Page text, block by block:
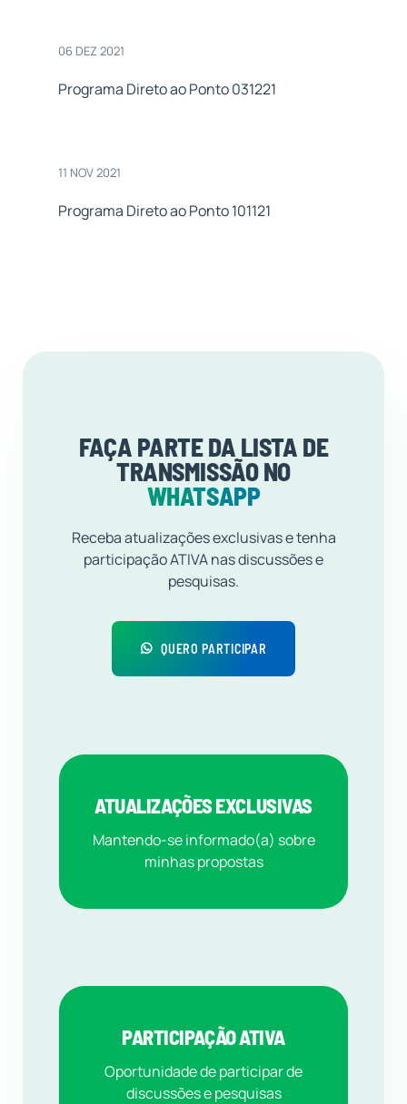
06 DEZ 2021
Programa Direto ao Ponto 031221
11 NOV 2021
Programa Direto ao Ponto 101121
FAÇA PARTE DA LISTA DE
TRANSMISSÃO NO
WHATSAPP
Receba atualizações exclusivas e tenha
participação ATIVA nas discussões e
pesquisas.
QUERO PARTICIPAR
ATUALIZAÇÕES EXCLUSIVAS
Mantendo-se informado(a) sobre
minhas propostas
PARTICIPAÇÃO ATIVA
Oportunidade de participar de
discussões e pesquisas